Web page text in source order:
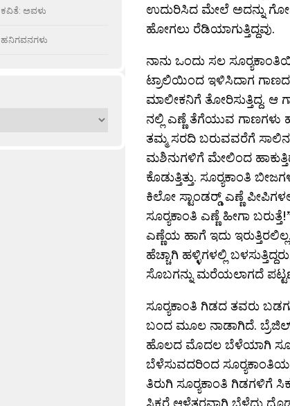
ಉದುರಿಸಿದ ಮೇಲೆ ಅದನ್ನು ಗೋಣಿ
ಹೋಗಲು ರೆಡಿಯಾಗುತ್ತಿದ್ದವು.
ನಾನು ಒಂದು ಸಲ
ಟ್ರಾಲಿಯಿಂದ ಇಳಿಸಿದಾಗ ಗಾಣದ
ಮಾಲೀಕನಿಗೆ ತೋರಿಸುತ್ತಿದ್ದ. ಆ
ನಲ್ಲಿ ಎಣ್ಣೆ ತೆಗೆಯುವ ಗಾಣಗಳು
ತಮ್ಮ ಸರದಿ ಬರುವವರೆಗೆ
ಮಶಿನುಗಳಿಗೆ ಮೇಲಿಂದ
ಕೊಡುತ್ತಿತ್ತು. ಸೂರ‍್ಯಕಾಂತಿ
ಕಿಲೋ ಸ್ಟಾಂಡರ‍್ಡ್ ಎಣ್ಣೆ
ಸೂರ‍್ಯಕಾಂತಿ ಎಣ್ಣೆ ಹೀಗಾ
ಎಣ್ಣೆಯ ಹಾಗೆ ಇದು
ಹೆಚ್ಚಾಗಿ ಹಳ್ಳಿಗಳಲ್ಲಿ
ಸೊಬಗನ್ನು ಮರೆಯಲಾಗದೆ
ಸೂರ‍್ಯಕಾಂತಿ ಗಿಡದ ತವರು
ಬಂದ ಮೂಲ ನಾಡಾಗಿದೆ. ಬ್ರೆಜಿಲ್
ಹೊಲದ ಮೊದಲ ಬೆಳೆಯಾಗಿ
ಬೆಳೆಸುವದರಿಂದ
ತಿರುಗಿ ಸೂರ‍್ಯಕಾಂತಿ ಗಿಡಗಳಿಗೆ
ಸಿಕ್ಕರೆ ಆಳೆತ್ತರವಾಗಿ ಬೆಳೆದು
ಕವಿತೆ: ಅವಳು
ಹನಿಗವನಗಳು